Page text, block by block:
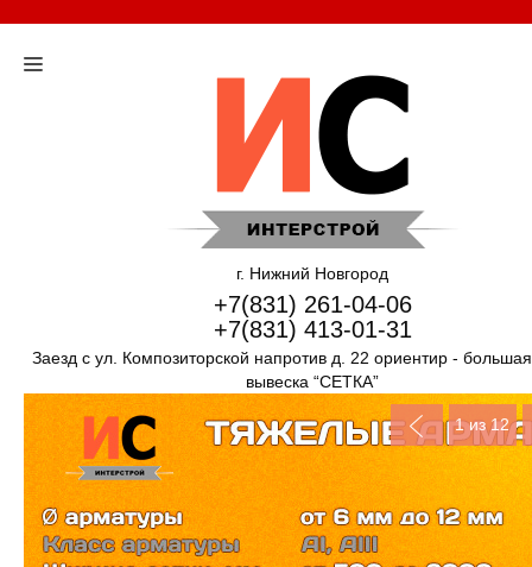
г. Нижний Новгород
+7(831) 261-04-06
+7(831) 413-01-31
Заезд с ул. Композиторской напротив д. 22 ориентир -
вывеска “СЕТКА”
1из 12